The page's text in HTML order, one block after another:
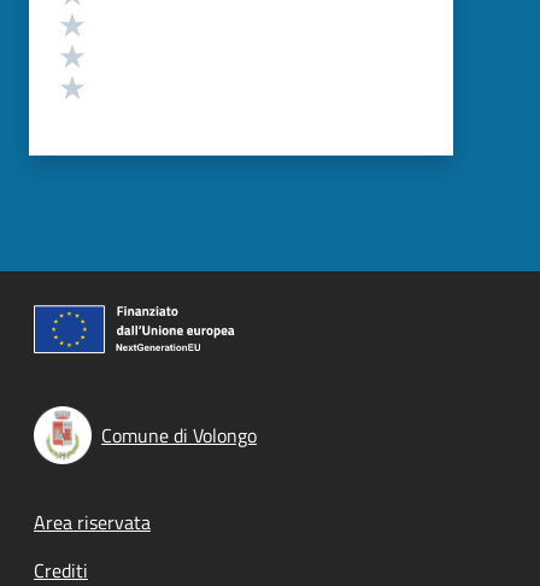
Comune di Volongo
Footer menu
Area riservata
Crediti